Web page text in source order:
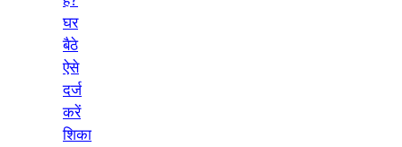
घर
बैठे
ऐसे
दर्ज
करें
शिका